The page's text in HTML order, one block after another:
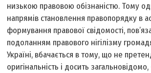
низькою правовою обізнаністю. Тому
напрямів становлення правопорядку в
формування правової свідомості,
подоланням правового нігілізму
Україні, вбачається в тому, що не
оригінальність і досить загальновідомо,